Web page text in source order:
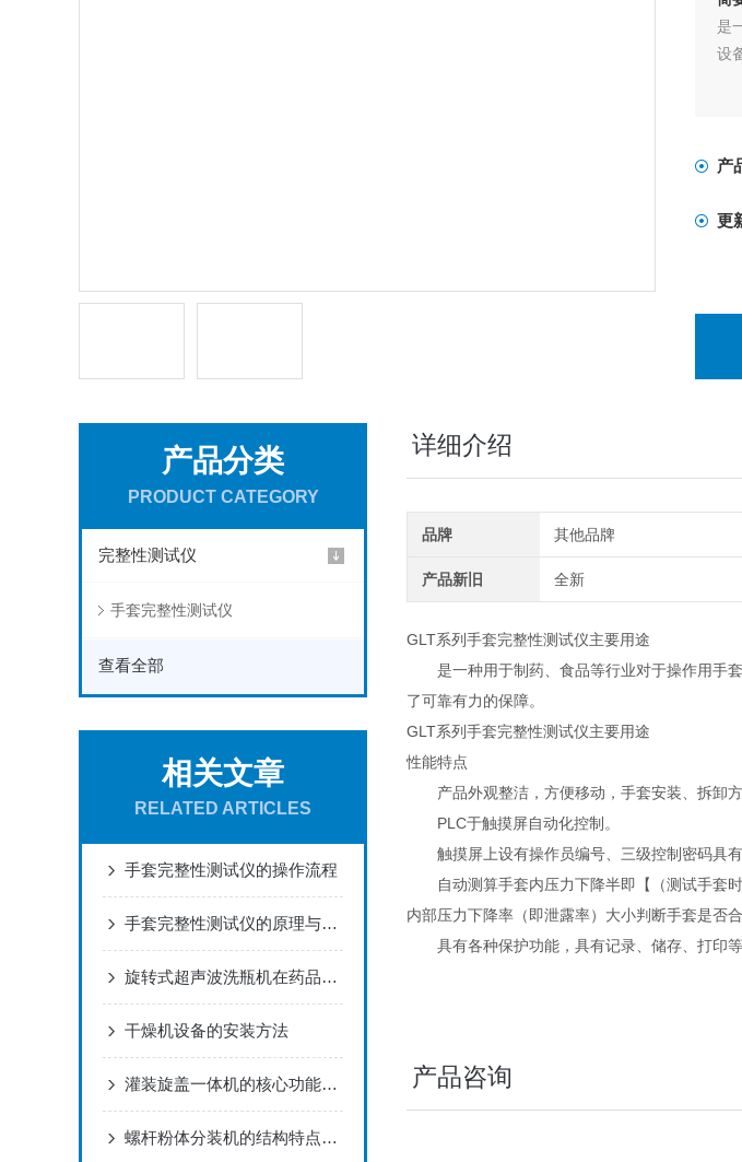
是
设
产
更
产品分类
PRODUCT CATEGORY
完整性测试仪
手套完整性测试仪
查看全部
相关文章
RELATED ARTICLES
手套完整性测试仪的操作流程
手套完整性测试仪的原理与特点
旋转式超声波洗瓶机在药品生产过程中的作用
干燥机设备的安装方法
灌装旋盖一体机的核心功能模块设计
螺杆粉体分装机的结构特点及应用领域
详细介绍
品牌 其他品牌
产品新旧 全新
GLT系列手套完整性测试仪主要用途
是一种用于制药、食品等行业对于操作用手套
了可靠有力的保障。
GLT系列手套完整性测试仪主要用途
性能特点
产品外观整洁，方便移动，手套安装、拆卸方
PLC于触摸屏自动化控制。
触摸屏上设有操作员编号、三级控制密码具有
自动测算手套内压力下降半即【（测试手套时
内部压力下降率（即泄露率）大小判断手套是否合
具有各种保护功能，具有记录、储存、打印等
产品咨询